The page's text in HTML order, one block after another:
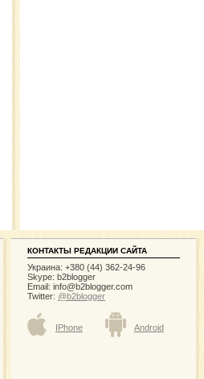
КОНТАКТЫ РЕДАКЦИИ САЙТА
Украина: +380 (44) 362-24-96
Skype: b2blogger
Email: info@b2blogger.com
Twitter: @b2blogger
IPhone Android